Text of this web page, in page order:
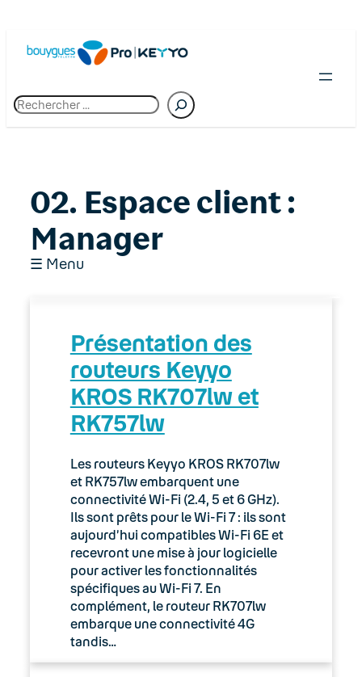
content
R
e
c
02. Espace client :
Manager
☰ Menu
Pro
02. Espace client : Manager
Gestion et configuration des services
Informations Administratives
Manager : Gestion des fichiers audio
Premiers pas
Tutoriaux
Configurer les réseaux Wi-Fi sur un
routeur Keyyo KROS
Gérer et configurer l’annuaire dans
Présentation des
routeurs Keyyo
KROS RK707lw et
RK757lw
Les routeurs Keyyo KROS RK707lw
et RK757lw embarquent une
connectivité Wi-Fi (2.4, 5 et 6 GHz).
Ils sont prêts pour le Wi-Fi 7 : ils sont
aujourd’hui compatibles Wi-Fi 6E et
recevront une mise à jour logicielle
pour activer les fonctionnalités
spécifiques au Wi-Fi 7. En
complément, le routeur RK707lw
embarque une connectivité 4G
tandis…